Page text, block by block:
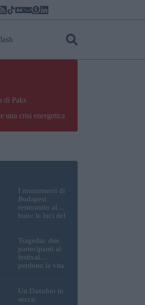
di Paks
una crisi energetica
I monumenti di
Budapest
resteranno al
buio: le luci del
Buda e della
Cittadella
verranno
spente
Tragedia: due
partecipanti al
festival
perdono la vita
Ungheria
Un Danubio in
secca: